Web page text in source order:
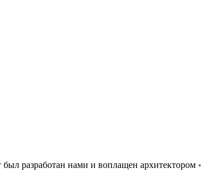
разработан нами и воплащен архитектором